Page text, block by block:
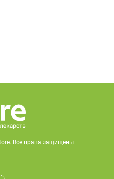
Все права защищены